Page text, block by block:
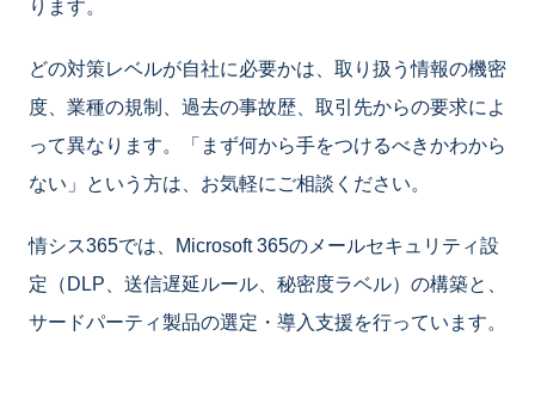
ります。
どの対策レベルが自社に必要かは、取り扱う情報の機密
度、業種の規制、過去の事故歴、取引先からの要求によ
って異なります。「まず何から手をつけるべきかわから
ない」という方は、お気軽にご相談ください。
情シス365では、Microsoft 365のメールセキュリティ設
定（DLP、送信遅延ルール、秘密度ラベル）の構築と、
サードパーティ製品の選定・導入支援を行っています。